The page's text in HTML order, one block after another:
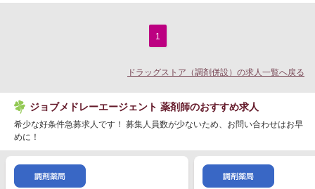
1
ドラッグストア（調剤併設）の求人一覧へ戻る
ジョブメドレーエージェント 薬剤師のおすすめ求人
希少な好条件急募求人です！ 募集人員数が少ないため、お問い合わせはお早
めに！